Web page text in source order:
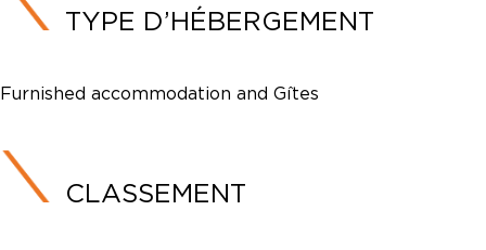
TYPE D’HÉBERGEMENT
Furnished accommodation and Gîtes
CLASSEMENT